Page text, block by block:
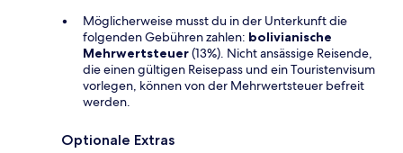
Möglicherweise musst du in der Unterkunft die
folgenden Gebühren zahlen: bolivianische
Mehrwertsteuer(13%). Nicht ansässige Reisende,
die einen gültigen Reisepass und ein Touristenvisum
vorlegen, können von der Mehrwertsteuer befreit
werden.
Optionale Extras